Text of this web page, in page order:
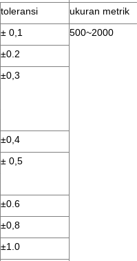
toleransi ukuran metrik
± 0,1
500~2000
±0.2
±0,3
±0,4
± 0,5
±0.6
±0,8
±1.0